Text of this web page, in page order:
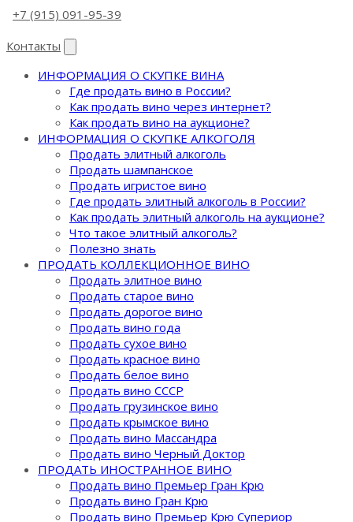
+7 (915) 091-95-39
Контакты
ИНФОРМАЦИЯ О СКУПКЕ ВИНА
Где продать вино в России?
Как продать вино через интернет?
Как продать вино на аукционе?
ИНФОРМАЦИЯ О СКУПКЕ АЛКОГОЛЯ
Продать элитный алкоголь
Продать шампанское
Продать игристое вино
Где продать элитный алкоголь в России?
Как продать элитный алкоголь на аукционе?
Что такое элитный алкоголь?
Полезно знать
ПРОДАТЬ КОЛЛЕКЦИОННОЕ ВИНО
Продать элитное вино
Продать старое вино
Продать дорогое вино
Продать вино года
Продать сухое вино
Продать красное вино
Продать белое вино
Продать вино СССР
Продать грузинское вино
Продать крымское вино
Продать вино Массандра
Продать вино Черный Доктор
ПРОДАТЬ ИНОСТРАННОЕ ВИНО
Продать вино Премьер Гран Крю
Продать вино Гран Крю
Продать вино Премьер Крю Супериор